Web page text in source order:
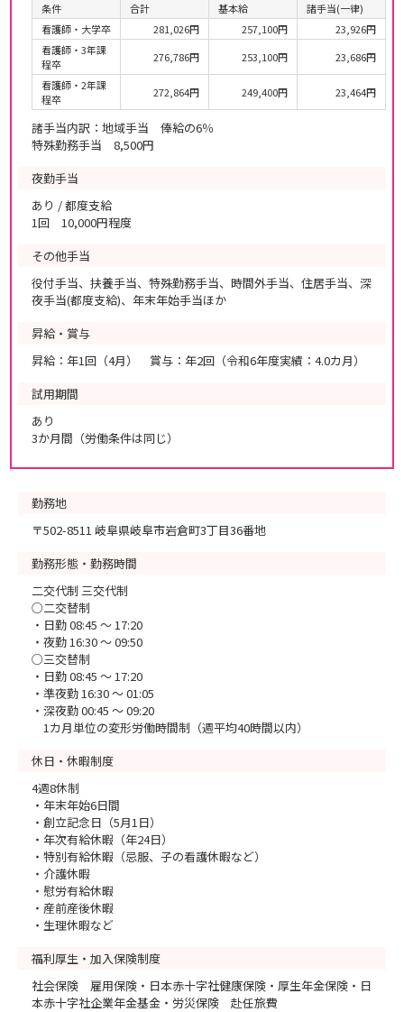
条件 合計 基本給
諸手当(一律)
看護師・大学卒
281,026円 257,100円
23,926円
看護師・3年課
程卒
276,786円 253,100円
23,686円
看護師・2年課
程卒
272,864円 249,400円 23,464円
諸手当内訳：地域手当 俸給の6％
特殊勤務手当 8,500円
夜勤手当
あり / 都度支給
1回 10,000円程度
その他手当
役付手当、扶養手当、特殊勤務手当、時間外手当、住居手当、深
夜手当(都度支給)、年末年始手当ほか
昇給・賞与
昇給：年1回（4月） 賞与：年2回（令和6年度実績：4.0カ月）
試用期間
あり
3か月間（労働条件は同じ）
勤務地
〒502-8511 岐阜県岐阜市岩倉町3丁目36番地
勤務形態・勤務時間
二交代制 三交代制
○二交替制
・日勤 08:45 ～ 17:20
・夜勤 16:30 ～ 09:50
○三交替制
・日勤 08:45 ～ 17:20
・準夜勤 16:30 ～ 01:05
・深夜勤 00:45 ～ 09:20
1カ月単位の変形労働時間制（週平均40時間以内）
休日・休暇制度
4週8休制
・年末年始6日間
・創立記念日（5月1日）
・年次有給休暇（年24日）
・特別有給休暇（忌服、子の看護休暇など）
・介護休暇
・慰労有給休暇
・産前産後休暇
・生理休暇など
福利厚生・加入保険制度
社会保険 雇用保険・日本赤十字社健康保険・厚生年金保険・日
本赤十字社企業年金基金・労災保険 赴任旅費